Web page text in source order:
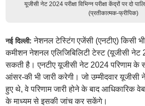
यूजीसी नेट 2024 परीक्षा विभिन्न परीक्षा केंद्रों पर दो
(प्रतीकात्मक-फ्रीपिक)
नई दिल्ली:नेशनल टेस्टिंग एजेंसी (एनटीए) किसी भी
कमीशन नेशनल एलिजिबिलिटी टेस्ट (यूजीसी नेट
सकती है। एनटीए यूजीसी नेट 2024 परिणाम के
आंसर-की भी जारी करेगी। जो उम्मीदवार यूजीसी
हुए थे, वे परिणाम जारी होने के बाद आधिकारिक
के माध्यम से इसकी जांच कर सकेंगे।